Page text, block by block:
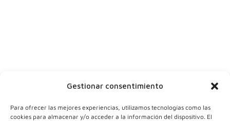
Gestionar consentimiento
Para ofrecer las mejores experiencias, utilizamos tecnologías como las
cookies para almacenar y/o acceder a la información del dispositivo. El